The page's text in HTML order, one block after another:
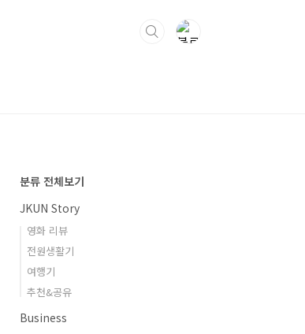
분류 전체보기
JKUN Story
영화 리뷰
전원생활기
여행기
추천&공유
Business